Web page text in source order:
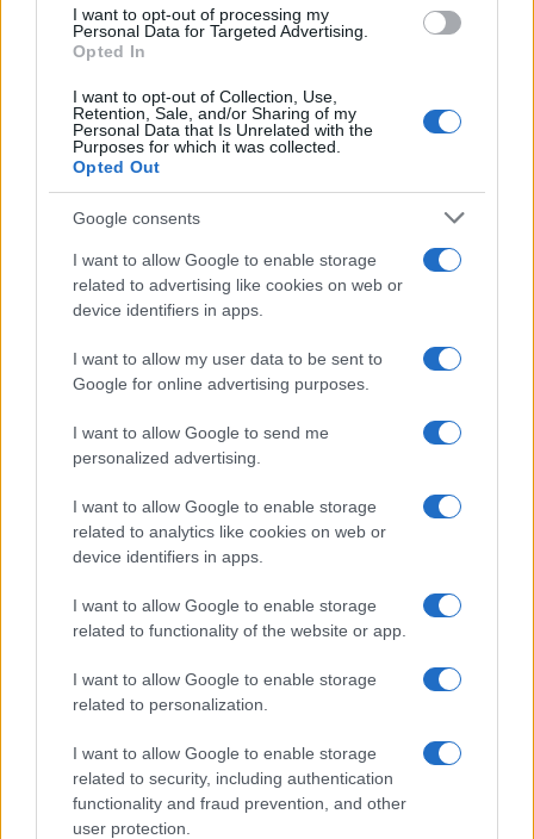
consent section.
I want to opt-out of processing my
Personal Data for Targeted Advertising.
Opted In
I want to opt-out of Collection, Use,
Retention, Sale, and/or Sharing of my
Personal Data that Is Unrelated with the
Purposes for which it was collected.
Opted Out
Google consents
I want to allow Google to enable storage
related to advertising like cookies on web or
device identifiers in apps.
I want to allow my user data to be sent to
Google for online advertising purposes.
I want to allow Google to send me
personalized advertising.
I want to allow Google to enable storage
related to analytics like cookies on web or
device identifiers in apps.
I want to allow Google to enable storage
related to functionality of the website or app.
I want to allow Google to enable storage
related to personalization.
I want to allow Google to enable storage
related to security, including authentication
functionality and fraud prevention, and other
user protection.